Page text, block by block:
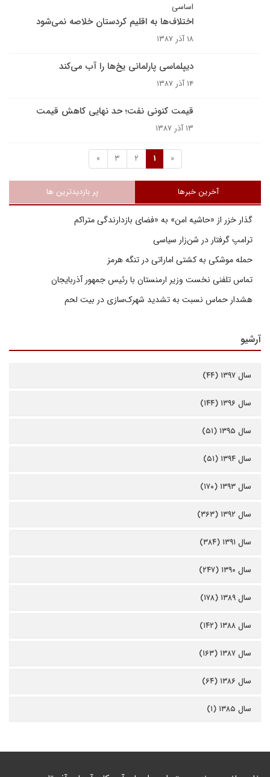
اساسی
اختلاف‌ها به اقلیم کردستان خلاصه نمی‌شود
۱۸ آذر ۱۳۸۷
دیپلماسی پارلمانی یخ‌ها را آب می‌کند
۱۴ آذر ۱۳۸۷
قیمت کنونی نفت؛ حد نهایی کاهش قیمت
۱۳ آذر ۱۳۸۷
«
1
2
3
»
آخرین خبرها پر بازدیدترین ها
گذار خزر از «حاشیه امن» به «فضای بازدارندگی متراکم
ترامپ گرفتار در شن‌زار سیاسی
حمله موشکی به کشتی اماراتی در تنگه هرمز
تماس تلفنی نخست وزیر ارمنستان با رئیس جمهور آذربایجان
هشدار حماس نسبت به تشدید شهرک‌سازی در بیت‌ لحم
آرشیو
سال ۱۳۹۷ (۴۴)
سال ۱۳۹۶ (۱۴۴)
سال ۱۳۹۵ (۵۱)
سال ۱۳۹۴ (۵۱)
سال ۱۳۹۳ (۱۷۰)
سال ۱۳۹۲ (۳۶۳)
سال ۱۳۹۱ (۳۸۴)
سال ۱۳۹۰ (۲۴۷)
سال ۱۳۸۹ (۱۷۸)
سال ۱۳۸۸ (۱۴۲)
سال ۱۳۸۷ (۱۶۳)
سال ۱۳۸۶ (۶۴)
سال ۱۳۸۵ (۱)